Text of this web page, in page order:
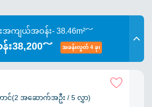
ကျယ်အဝန်း- 38.46m²～
38,200～ အခန်းလွတ် 4 ခု၊
င်(2 အဆောက်အဦး / 5 လွှာ)